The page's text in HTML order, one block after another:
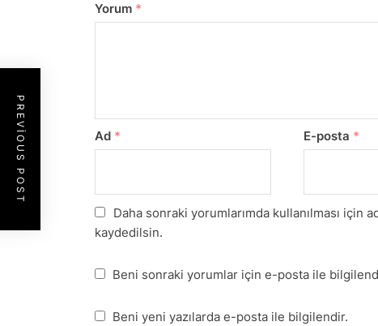
Yorum *
Ad * E-posta *
Daha sonraki yorumlarımda kullanılması için
kaydedilsin.
Beni sonraki yorumlar için e-posta ile
Beni yeni yazılarda e-posta ile bilgilendir.
PREVIOUS POST